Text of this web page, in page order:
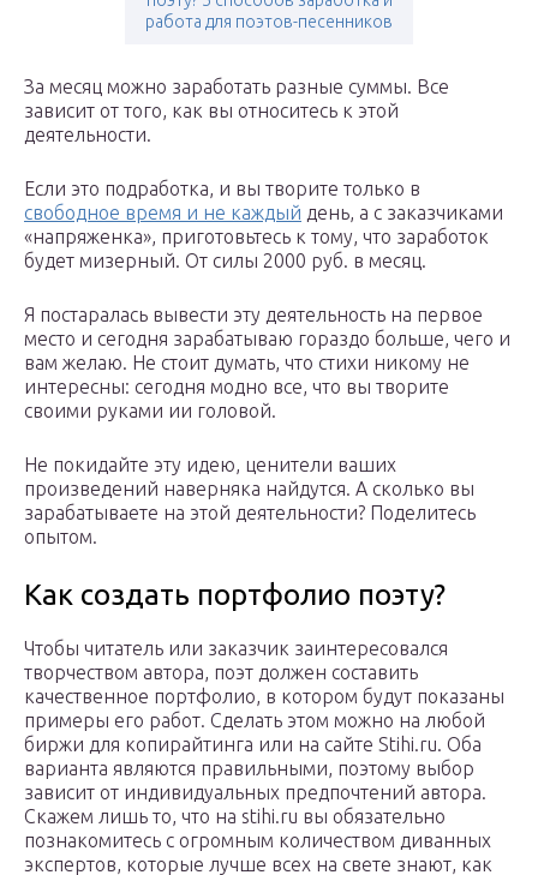
работа для поэтов-песенников
За месяц можно заработать разные суммы. Все
зависит от того, как вы относитесь к этой
деятельности.
Если это подработка, и вы творите только в
свободное время и не каждый день, а с заказчиками
«напряженка», приготовьтесь к тому, что заработок
будет мизерный. От силы 2000 руб. в месяц.
Я постаралась вывести эту деятельность на первое
место и сегодня зарабатываю гораздо больше, чего и
вам желаю. Не стоит думать, что стихи никому не
интересны: сегодня модно все, что вы творите
своими руками ии головой.
Не покидайте эту идею, ценители ваших
произведений наверняка найдутся. А сколько вы
зарабатываете на этой деятельности? Поделитесь
опытом.
Как создать портфолио поэту?
Чтобы читатель или заказчик заинтересовался
творчеством автора, поэт должен составить
качественное портфолио, в котором будут показаны
примеры его работ. Сделать этом можно на любой
биржи для копирайтинга или на сайте Stihi.ru. Оба
варианта являются правильными, поэтому выбор
зависит от индивидуальных предпочтений автора.
Скажем лишь то, что на stihi.ru вы обязательно
познакомитесь с огромным количеством диванных
экспертов, которые лучше всех на свете знают, как